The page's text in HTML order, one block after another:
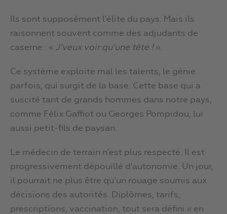
Ils sont supposément l’élite du pays. Mais ils
raisonnent souvent comme des adjudants de
caserne : « J’veux voir qu’une tête ! ».
Ce système exploite mal les talents, le génie
parfois, qui surgit de la base. Cette base qui a
suscité tant de grands hommes dans notre pays,
comme Félix Gaffiot ou Georges Pompidou, lui
aussi petit-fils de paysan.
Le médecin de terrain n’est plus respecté. Il est
progressivement dépouillé d’autonomie. Un jour,
il pourrait ne plus être qu’un rouage soumis aux
décisions des autorités. Diplômes, tarifs,
prescriptions, vaccination, tout sera défini « en